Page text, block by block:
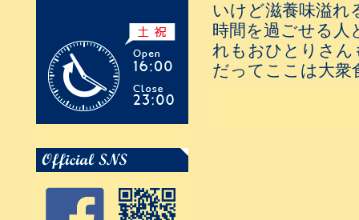
いけど滋養味溢れ
時間を過ごせる人
れもおひとりさん
だってここは大衆